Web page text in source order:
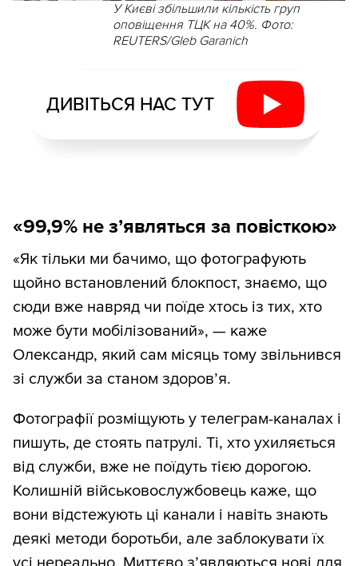
У Києві збільшили кількість груп
оповіщення ТЦК на 40%. Фото:
REUTERS/Gleb Garanich
ДИВІТЬСЯ НАС ТУТ
«99,9% не з’являться за повісткою»
«Як тільки ми бачимо, що фотографують
щойно встановлений блокпост, знаємо, що
сюди вже навряд чи поїде хтось із тих, хто
може бути мобілізований», — каже
Олександр, який сам місяць тому звільнився
зі служби за станом здоров’я.
Фотографії розміщують у телеграм-каналах і
пишуть, де стоять патрулі. Ті, хто ухиляється
від служби, вже не поїдуть тією дорогою.
Колишній військовослужбовець каже, що
вони відстежують ці канали і навіть знають
деякі методи боротьби, але заблокувати їх